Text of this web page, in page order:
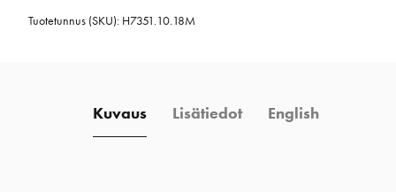
m
Tuotetunnus (SKU): H7351.10.18M
Kuvaus Lisätiedot English